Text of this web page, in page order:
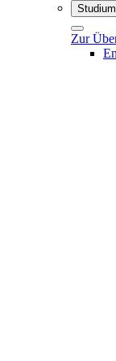
Studium
Zur